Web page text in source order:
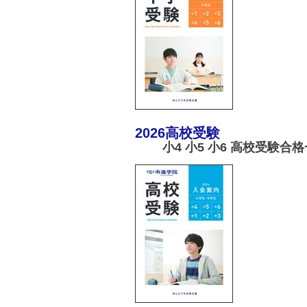
2026高校受験
小4 小5 小6 高校受験合